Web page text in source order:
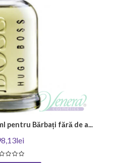
pentru Bărbați fără de a...